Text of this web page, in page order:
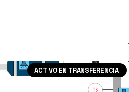
ACTIVO EN TRANSFERENCIA